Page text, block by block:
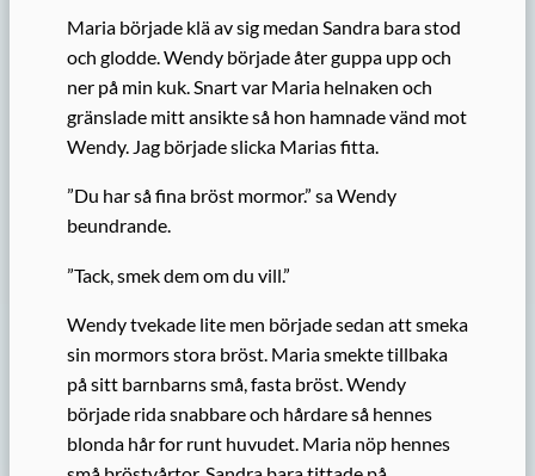
Maria började klä av sig medan Sandra bara stod
och glodde. Wendy började åter guppa upp och
ner på min kuk. Snart var Maria helnaken och
gränslade mitt ansikte så hon hamnade vänd mot
Wendy. Jag började slicka Marias fitta.
”Du har så fina bröst mormor.” sa Wendy
beundrande.
”Tack, smek dem om du vill.”
Wendy tvekade lite men började sedan att smeka
sin mormors stora bröst. Maria smekte tillbaka
på sitt barnbarns små, fasta bröst. Wendy
började rida snabbare och hårdare så hennes
blonda hår for runt huvudet. Maria nöp hennes